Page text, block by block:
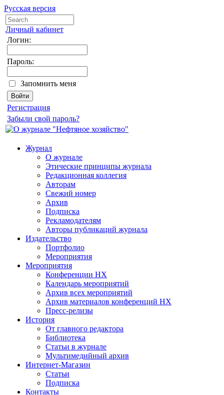
Русская версия
Личный кабинет
Логин:
Пароль:
Запомнить меня
Регистрация
Забыли свой пароль?
Журнал
О журнале
Этические принципы журнала
Редакционная коллегия
Авторам
Свежий номер
Архив
Подписка
Рекламодателям
Авторы публикаций журнала
Издательство
Портфолио
Мероприятия
Мероприятия
Конференции НХ
Календарь мероприятий
Архив всех мероприятий
Архив материалов конференций НХ
Пресс-релизы
История
От главного редактора
Библиотека
Статьи в журнале
Мультимедийный архив
Интернет-Магазин
Статьи
Подписка
Контакты